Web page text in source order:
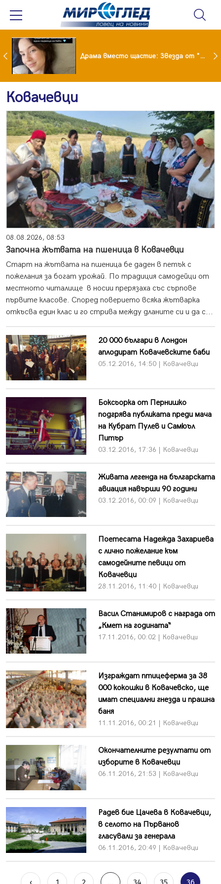
Лияна пропищя от изкуствения интелект Драма вместо щастие: Звезда от "Татковци" е в болница с високорискова бременност
Ковачевци
08.08.2026, 08:53
Започна жътвата на пшеница в Ковачевци
Старт на жътвата на пшеница бе даден в петък с
пожелания за богат урожай. По традиция самодейци от
местното читалище в носии прерязаха със сърпове
първите класове. Според поверието всяка жътварка
откъсва един клас и го стрива между дланите си и да с...
20 000 българи в Лондон
аплодират Ковачевските баби
05.12.2016, 14:50 | Ковачевци
Боксьорка от Пернишко
подгрява публиката преди мача
на Кубрат Пулев и Самюъл
Питър
03.12.2016, 17:36 | Ковачевци
Живата легенда на българската
авиация навърши 90 години
03.12.2016, 00:09 | Ковачевци
Поетесата Надежда Захариева
с лично пожелание към
самодейните певици от
Ковачевци
28.11.2016, 11:40 | Ковачевци
Васил Станимиров с награда от
„Кмет на годината“
17.11.2016, 00:02 | Ковачевци
Изграждат птицеферма за 38
000 кокошки в Ковачевско, ще
имат специални гнезда и прашна
баня
11.11.2016, 00:21 | Ковачевци
Окончателните резултати от
изборите в Ковачевци
06.11.2016, 21:53 | Ковачевци
Радев бие Цачева в Ковачевци,
в селото на Първанов
гласували за генерала
06.11.2016, 20:49 | Ковачевци